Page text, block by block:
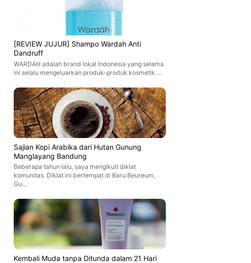
[REVIEW JUJUR] Shampo Wardah Anti
Dandruff
WARDAH adalah brand lokal Indonesia yang selama
ini selalu mengeluarkan produk-produk kosmetik …
Sajian Kopi Arabika dari Hutan Gunung
Manglayang Bandung
Beberapa tahun lalu, saya mengikuti diklat
komunitas. Diklat ini bertempat di Baru Beureum,
Gu…
Kembali Muda tanpa Ditunda dalam 21 Hari